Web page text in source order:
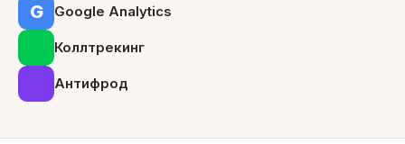
G Google Analytics
Коллтрекинг
Антифрод